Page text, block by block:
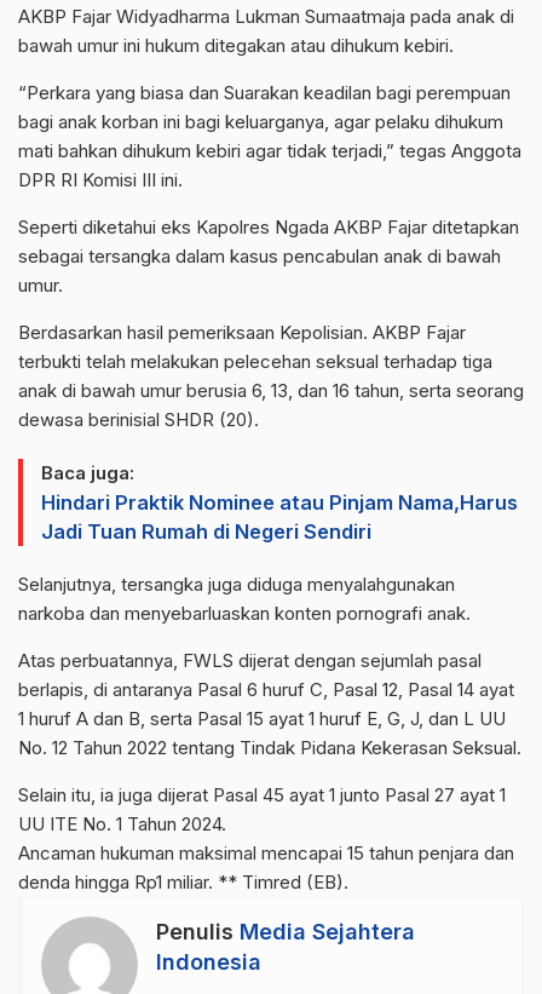
AKBP Fajar Widyadharma Lukman Sumaatmaja pada anak di
bawah umur ini hukum ditegakan atau dihukum kebiri.
“Perkara yang biasa dan Suarakan keadilan bagi perempuan
bagi anak korban ini bagi keluarganya, agar pelaku dihukum
mati bahkan dihukum kebiri agar tidak terjadi,” tegas Anggota
DPR RI Komisi III ini.
Seperti diketahui eks Kapolres Ngada AKBP Fajar ditetapkan
sebagai tersangka dalam kasus pencabulan anak di bawah
umur.
Berdasarkan hasil pemeriksaan Kepolisian. AKBP Fajar
terbukti telah melakukan pelecehan seksual terhadap tiga
anak di bawah umur berusia 6, 13, dan 16 tahun, serta seorang
dewasa berinisial SHDR (20).
Baca juga:
Hindari Praktik Nominee atau Pinjam Nama,Harus
Jadi Tuan Rumah di Negeri Sendiri
Selanjutnya, tersangka juga diduga menyalahgunakan
narkoba dan menyebarluaskan konten pornografi anak.
Atas perbuatannya, FWLS dijerat dengan sejumlah pasal
berlapis, di antaranya Pasal 6 huruf C, Pasal 12, Pasal 14 ayat
1 huruf A dan B, serta Pasal 15 ayat 1 huruf E, G, J, dan L UU
No. 12 Tahun 2022 tentang Tindak Pidana Kekerasan Seksual.
Selain itu, ia juga dijerat Pasal 45 ayat 1 junto Pasal 27 ayat 1
UU ITE No. 1 Tahun 2024.
Ancaman hukuman maksimal mencapai 15 tahun penjara dan
denda hingga Rp1 miliar. ** Timred (EB).
Penulis Media Sejahtera
Indonesia